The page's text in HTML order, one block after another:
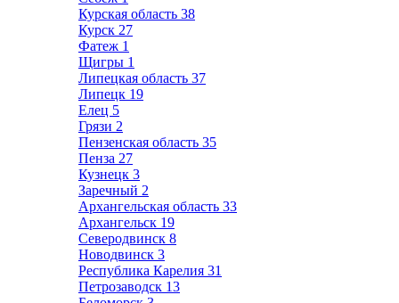
Курская область 38
Курск 27
Фатеж 1
Щигры 1
Липецкая область 37
Липецк 19
Елец 5
Грязи 2
Пензенская область 35
Пенза 27
Кузнецк 3
Заречный 2
Архангельская область 33
Архангельск 19
Северодвинск 8
Новодвинск 3
Республика Карелия 31
Петрозаводск 13